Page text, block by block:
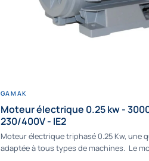
GAMAK
Moteur électrique 0.25 kw -
230/400V - IE2
Moteur électrique triphasé 0.25 Kw, une
adaptée à tous types de machines. Le